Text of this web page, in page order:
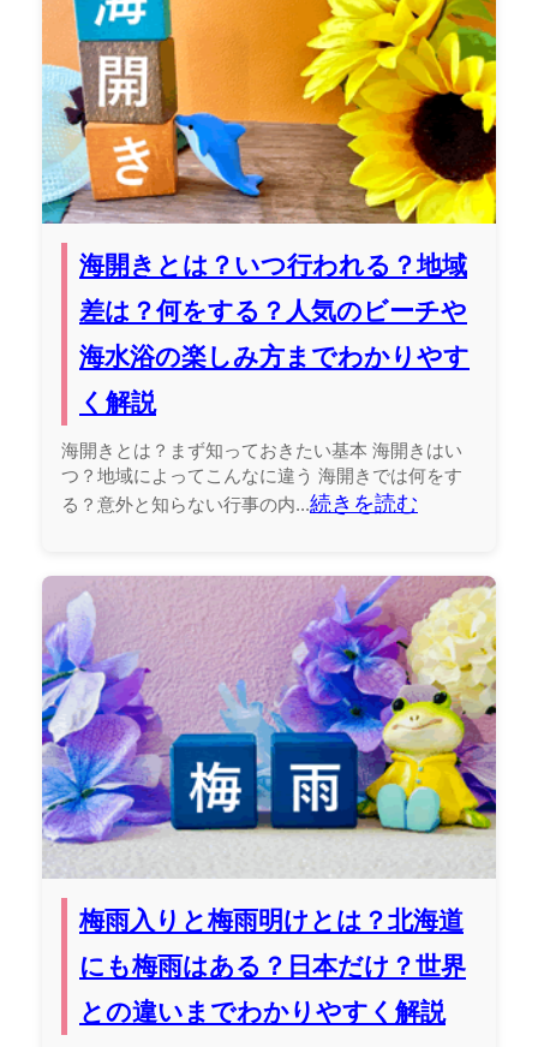
海開きとは？いつ行われる？地域
差は？何をする？人気のビーチや
海水浴の楽しみ方までわかりやす
く解説
海開きとは？まず知っておきたい基本 海開きはい
つ？地域によってこんなに違う 海開きでは何をす
る？意外と知らない行事の内...続きを読む
梅雨入りと梅雨明けとは？北海道
にも梅雨はある？日本だけ？世界
との違いまでわかりやすく解説